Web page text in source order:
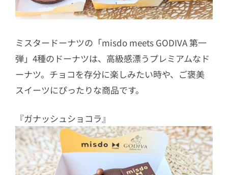
ミスタードーナツの「misdo meets GODIVA 第一
弾」4種のドーナツは、高級感漂うプレミアムなド
ーナツ。チョコを存分に楽しみたい時や、ご褒美
スイーツにぴったりな商品です。
『ガナッシュショコラ』